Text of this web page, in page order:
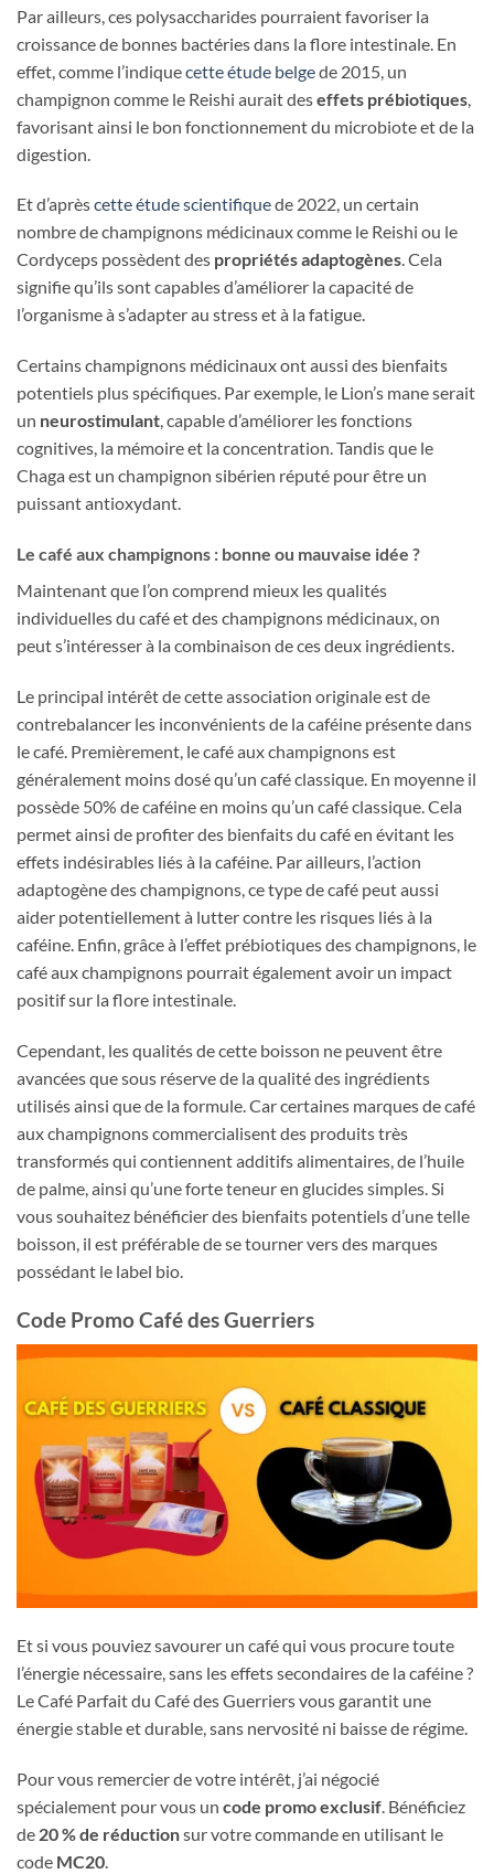
Par ailleurs, ces polysaccharides pourraient favoriser la
croissance de bonnes bactéries dans la flore intestinale. En
effet, comme l’indiquecette étude belgede 2015, un
champignon comme le Reishi aurait deseffets prébiotiques
favorisant ainsi le bon fonctionnement du microbiote et de la
digestion.
Et d’aprèscette étude scientifiquede 2022, un certain
nombre de champignons médicinaux comme le Reishi ou le
Cordyceps possèdent des propriétés adaptogènes. Cela
signifie qu’ils sont capables d’améliorer la capacité de
l’organisme à s’adapter au stress et à la fatigue.
Certains champignons médicinaux ont aussi des bienfaits
potentiels plus spécifiques. Par exemple, le Lion’s mane serait
un neurostimulant, capable d’améliorer les fonctions
cognitives, la mémoire et la concentration. Tandis que le
Chaga est un champignon sibérien réputé pour être un
puissant antioxydant.
Le café aux champignons : bonne ou mauvaise idée ?
Maintenant que l’on comprend mieux les qualités
individuelles du café et des champignons médicinaux, on
peut s’intéresser à la combinaison de ces deux ingrédients.
Le principal intérêt de cette association originale est de
contrebalancer les inconvénients de la caféine présente dans
le café. Premièrement, le café aux champignons est
généralement moins dosé qu’un café classique. En moyenne il
possède 50% de caféine en moins qu’un café classique. Cela
permet ainsi de profiter des bienfaits du café en évitant les
effets indésirables liés à la caféine. Par ailleurs, l’action
adaptogène des champignons, ce type de café peut aussi
aider potentiellement à lutter contre les risques liés à la
caféine. Enfin, grâce à l’effet prébiotiques des champignons, le
café aux champignons pourrait également avoir un impact
positif sur la flore intestinale.
Cependant, les qualités de cette boisson ne peuvent être
avancées que sous réserve de la qualité des ingrédients
utilisés ainsi que de la formule. Car certaines marques de café
aux champignons commercialisent des produits très
transformés qui contiennent additifs alimentaires, de l’huile
de palme, ainsi qu’une forte teneur en glucides simples. Si
vous souhaitez bénéficier des bienfaits potentiels d’une telle
boisson, il est préférable de se tourner vers des marques
possédant le label bio.
Code Promo Café des Guerriers
Et si vous pouviez savourer un café qui vous procure toute
l’énergie nécessaire, sans les effets secondaires de la caféine ?
Le Café Parfait du Café des Guerriers vous garantit une
énergie stable et durable, sans nervosité ni baisse de régime.
Pour vous remercier de votre intérêt, j’ai négocié
spécialement pour vous un code promo exclusif . Bénéficiez
de 20 % de réductionsur votre commande en utilisant le
code MC20